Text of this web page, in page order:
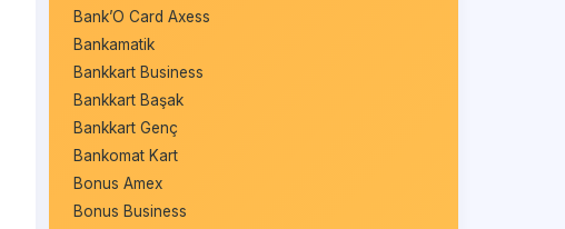
Bank’O Card Axess
Bankamatik
Bankkart Business
Bankkart Başak
Bankkart Genç
Bankomat Kart
Bonus Amex
Bonus Business